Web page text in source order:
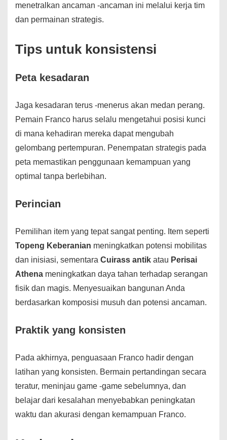
menetralkan ancaman -ancaman ini melalui kerja tim
dan permainan strategis.
Tips untuk konsistensi
Peta kesadaran
Jaga kesadaran terus -menerus akan medan perang.
Pemain Franco harus selalu mengetahui posisi kunci
di mana kehadiran mereka dapat mengubah
gelombang pertempuran. Penempatan strategis pada
peta memastikan penggunaan kemampuan yang
optimal tanpa berlebihan.
Perincian
Pemilihan item yang tepat sangat penting. Item seperti
Topeng Keberanian meningkatkan potensi mobilitas
dan inisiasi, sementara Cuirass antik atau Perisai
Athena meningkatkan daya tahan terhadap serangan
fisik dan magis. Menyesuaikan bangunan Anda
berdasarkan komposisi musuh dan potensi ancaman.
Praktik yang konsisten
Pada akhirnya, penguasaan Franco hadir dengan
latihan yang konsisten. Bermain pertandingan secara
teratur, meninjau game -game sebelumnya, dan
belajar dari kesalahan menyebabkan peningkatan
waktu dan akurasi dengan kemampuan Franco.